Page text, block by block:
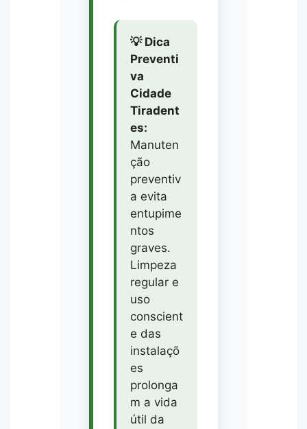
💡 Dica
Preventi
va
Cidade
Tiradent
es:
Manuten
ção
preventiv
a evita
entupime
ntos
graves.
Limpeza
regular e
uso
conscient
e das
instalaçõ
es
prolonga
m a vida
útil da